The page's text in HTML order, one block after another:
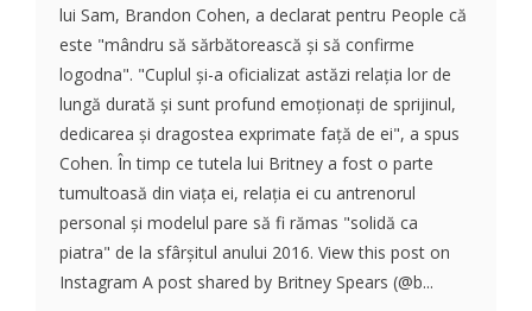
lui Sam, Brandon Cohen, a declarat pentru People că
este "mândru să sărbătorească și să confirme
logodna". "Cuplul și-a oficializat astăzi relația lor de
lungă durată și sunt profund emoționați de sprijinul,
dedicarea și dragostea exprimate față de ei", a spus
Cohen. În timp ce tutela lui Britney a fost o parte
tumultoasă din viața ei, relația ei cu antrenorul
personal și modelul pare să fi rămas "solidă ca
piatra" de la sfârșitul anului 2016. View this post on
Instagram A post shared by Britney Spears (@b...